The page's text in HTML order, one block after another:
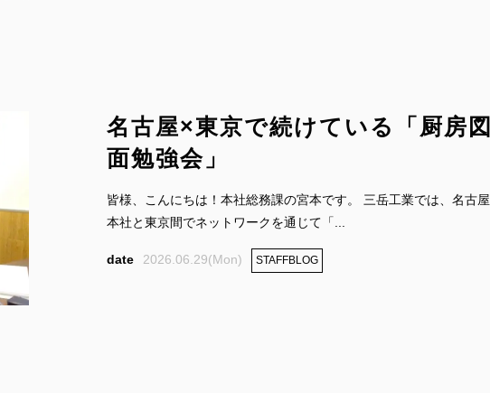
名古屋×東京で続けている「厨房図
面勉強会」
皆様、こんにちは！本社総務課の宮本です。 三岳工業では、名古屋
本社と東京間でネットワークを通じて「...
2026.06.29(Mon) STAFFBLOG